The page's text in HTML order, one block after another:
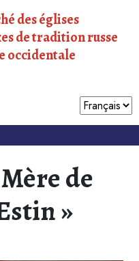
des églises
de tradition russe
occidentale
de
»